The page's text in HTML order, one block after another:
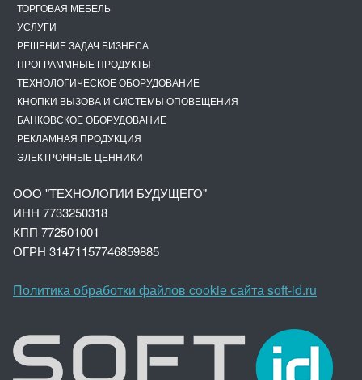
ТОРГОВАЯ МЕБЕЛЬ
УСЛУГИ
РЕШЕНИЕ ЗАДАЧ БИЗНЕСА
ПРОГРАММНЫЕ ПРОДУКТЫ
ТЕХНОЛОГИЧЕСКОЕ ОБОРУДОВАНИЕ
КНОПКИ ВЫЗОВА И СИСТЕМЫ ОПОВЕЩЕНИЯ
БАНКОВСКОЕ ОБОРУДОВАНИЕ
РЕКЛАМНАЯ ПРОДУКЦИЯ
ЭЛЕКТРОННЫЕ ЦЕННИКИ
ООО "ТЕХНОЛОГИИ БУДУЩЕГО"
ИНН 7733250318
КПП 772501001
ОГРН 31471157746859885
Политика обработки файлов cookie сайта soft-id.ru